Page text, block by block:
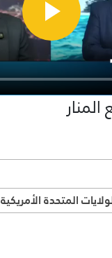
المتحدة الأمريكية